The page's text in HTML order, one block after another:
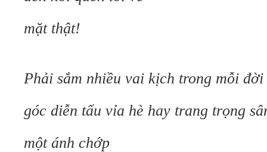
mặt thật!
Phải sắm nhiều vai kịch trong mỗi đời
góc diễn tấu vỉa hè hay trang trọng
một ánh chớp